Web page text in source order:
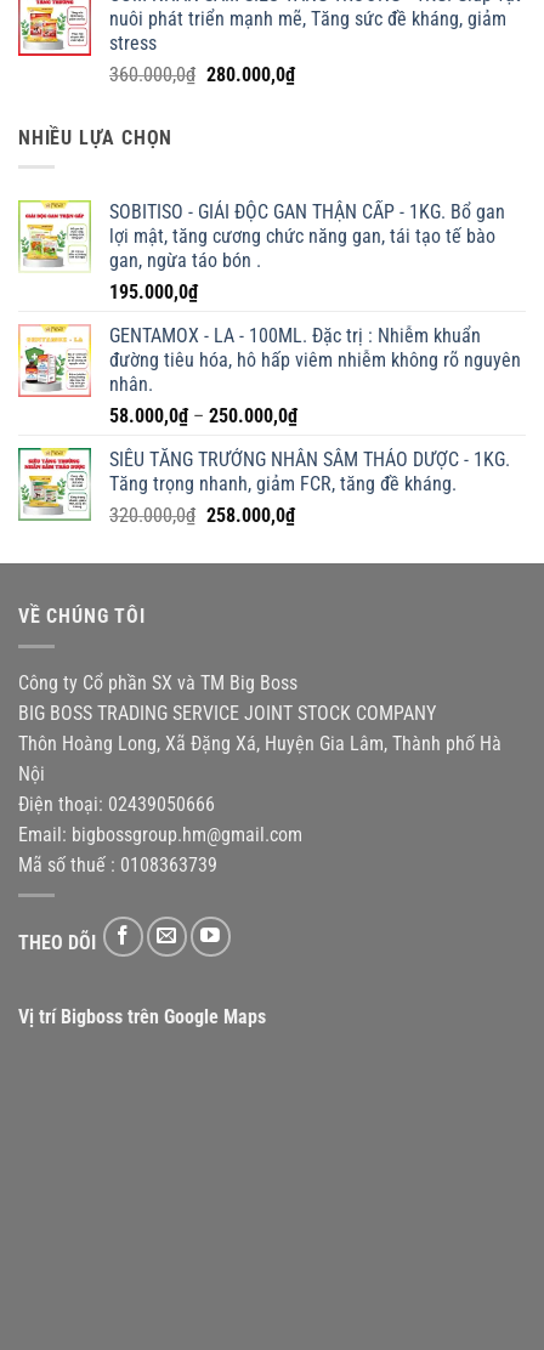
250.000,0₫.là:
nuôi phát triển mạnh mẽ, Tăng sức đề kháng, giảm
stress
360.000,0₫ Giá
280.000,0₫Giá
NHIỀU LỰA CHỌN
SOBITISO - GIẢI ĐỘC GAN THẬN CẤP - 1KG. Bổ gan
lợi mật, tăng cương chức năng gan, tái tạo tế bào
gan, ngừa táo bón .
195.000,0₫
GENTAMOX - LA - 100ML. Đặc trị : Nhiễm khuẩn
đường tiêu hóa, hô hấp viêm nhiễm không rõ nguyên
nhân.
58.000,0₫ – 250.000,0₫Khoảng
từ
58.000,0₫
SIÊU TĂNG TRƯỞNG NHÂN SÂM THẢO DƯỢC - 1KG.
Tăng trọng nhanh, giảm FCR, tăng đề kháng.
320.000,0₫ Giá
là:
258.000,0₫Giá
tại
VỀ CHÚNG TÔI
Công ty Cổ phần SX và TM Big Boss
BIG BOSS TRADING SERVICE JOINT STOCK COMPANY
Thôn Hoàng Long, Xã Đặng Xá, Huyện Gia Lâm, Thành phố Hà
Nội
Điện thoại: 02439050666
Email: bigbossgroup.hm@gmail.com
Mã số thuế : 0108363739
THEO DÕI
Vị trí Bigboss trên Google Maps